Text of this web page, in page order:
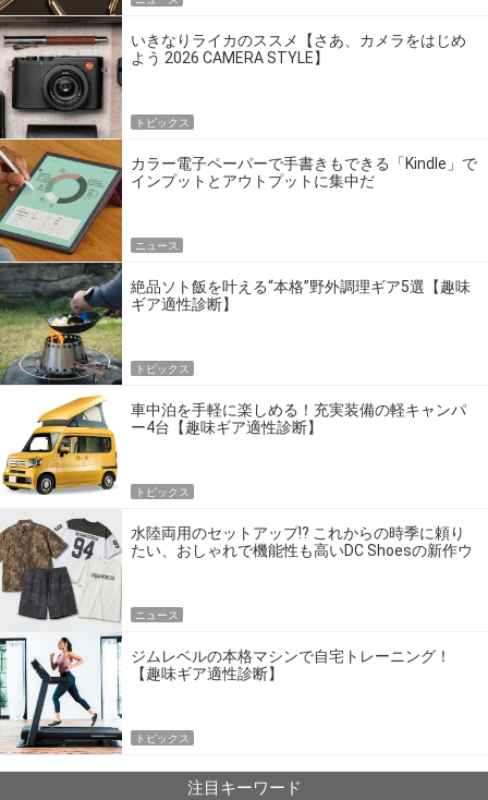
いきなりライカのススメ【さあ、カメラをはじめ
よう 2026 CAMERA STYLE】
トピックス
カラー電子ペーパーで手書きもできる「Kindle」で
インプットとアウトプットに集中だ
ニュース
絶品ソト飯を叶える“本格”野外調理ギア5選【趣味
ギア適性診断】
トピックス
車中泊を手軽に楽しめる！充実装備の軽キャンパ
ー4台【趣味ギア適性診断】
トピックス
水陸両用のセットアップ!? これからの時季に頼り
たい、おしゃれで機能性も高いDC Shoesの新作ウ
ニュース
ジムレベルの本格マシンで自宅トレーニング！
【趣味ギア適性診断】
トピックス
注目キーワード